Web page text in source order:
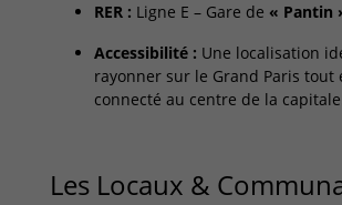
RER : Ligne E – Gare de « Pantin
Accessibilité : Une localisation
rayonner sur le Grand Paris tout
connecté au centre de la
Les Locaux &